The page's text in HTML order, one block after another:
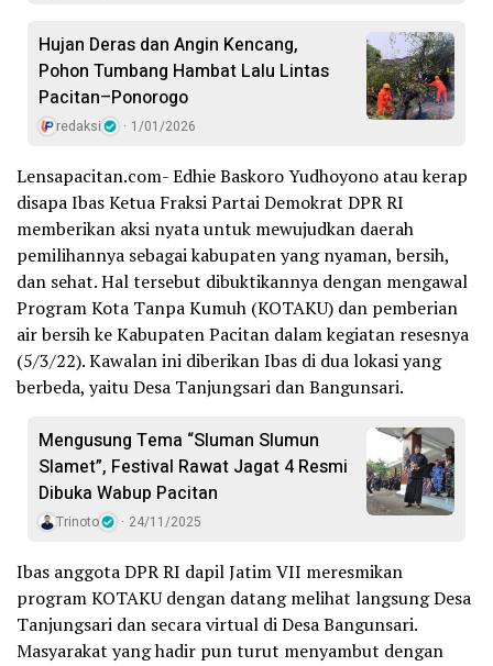
Hujan Deras dan Angin Kencang,
Pohon Tumbang Hambat Lalu Lintas
Pacitan–Ponorogo
redaksi 1/01/2026
Lensapacitan.com- Edhie Baskoro Yudhoyono atau kerap
disapa Ibas Ketua Fraksi Partai Demokrat DPR RI
memberikan aksi nyata untuk mewujudkan daerah
pemilihannya sebagai kabupaten yang nyaman, bersih,
dan sehat. Hal tersebut dibuktikannya dengan mengawal
Program Kota Tanpa Kumuh (KOTAKU) dan pemberian
air bersih ke Kabupaten Pacitan dalam kegiatan resesnya
(5/3/22). Kawalan ini diberikan Ibas di dua lokasi yang
berbeda, yaitu Desa Tanjungsari dan Bangunsari.
Mengusung Tema “Sluman Slumun
Slamet”, Festival Rawat Jagat 4 Resmi
Dibuka Wabup Pacitan
Trinoto 24/11/2025
Ibas anggota DPR RI dapil Jatim VII meresmikan
program KOTAKU dengan datang melihat langsung Desa
Tanjungsari dan secara virtual di Desa Bangunsari.
Masyarakat yang hadir pun turut menyambut dengan